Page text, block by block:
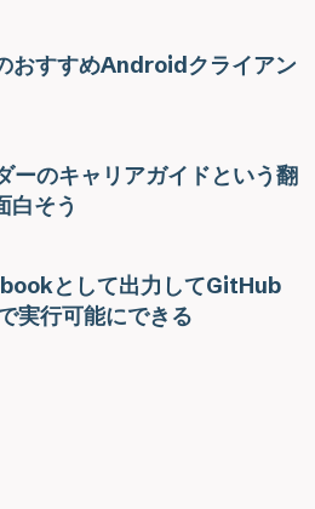
おすすめAndroidクライアン
ーのキャリアガイドという翻
白そう
として出力してGitHub
実行可能にできる